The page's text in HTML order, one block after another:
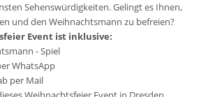
Sehenswürdigkeiten. Gelingt es Ihnen,
und den Weihnachtsmann zu befreien?
Event ist inklusive:
- Spiel
WhatsApp
per Mail